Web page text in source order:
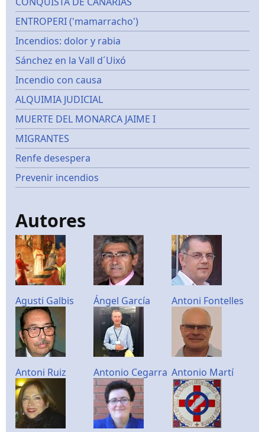
ENTROPERI ('mamarracho')
Incendios: dolor y rabia
Sánchez en la Vall d´Uixó
Incendio con causa
ALQUIMIA JUDICIAL
MUERTE DEL MONARCA JAIME I
MIGRANTES
Renfe desespera
Prevenir incendios
Autores
Agusti Galbis Ángel García Antoni Fontelles
Antoni Ruiz Antonio Cegarra Antonio Martí